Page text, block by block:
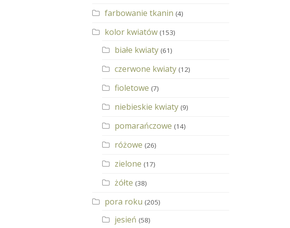
farbowanie tkanin (4)
kolor kwiatów (153)
białe kwiaty (61)
czerwone kwiaty (12)
fioletowe (7)
niebieskie kwiaty (9)
pomarańczowe (14)
różowe (26)
zielone (17)
żółte (38)
pora roku (205)
jesień (58)